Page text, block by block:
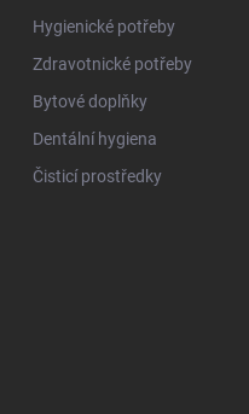
Hygienické potřeby
Zdravotnické potřeby
Bytové doplňky
Dentální hygiena
Čisticí prostředky